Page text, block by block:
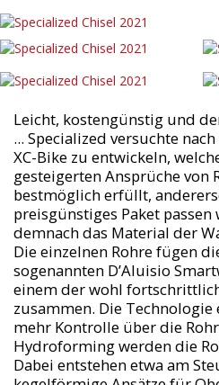
Leicht, kostengünstig und
... Specialized versuchte
XC-Bike zu entwickeln,
gesteigerten Ansprüche von
bestmöglich erfüllt,
preisgünstiges Paket
demnach das Material der
Die einzelnen Rohre fügen
sogenannten D’Aluisio
einem der wohl
zusammen. Die
mehr Kontrolle über die
Hydroforming werden die
Dabei entstehen etwa am